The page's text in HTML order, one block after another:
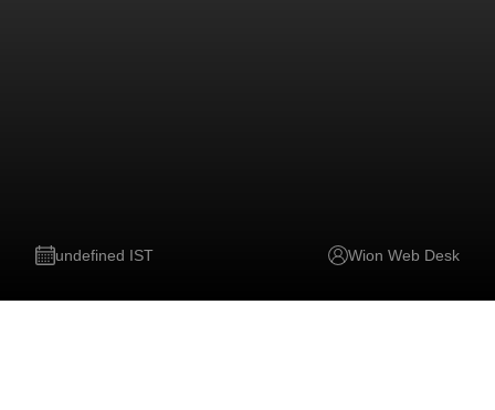
undefined IST Wion Web Desk